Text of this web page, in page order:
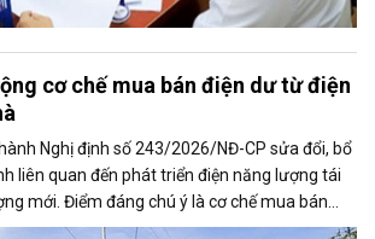
cơ chế mua bán điện dư từ điện
Nghị định số 243/2026/NĐ-CP sửa đổi, bổ
liên quan đến phát triển điện năng lượng tái
mới. Điểm đáng chú ý là cơ chế mua bán
điện mặt trời mái nhà được mở rộng, trong